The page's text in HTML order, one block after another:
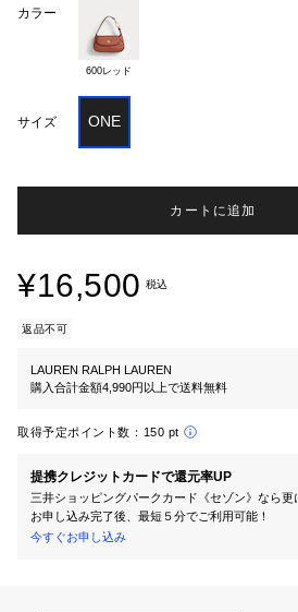
カラー
600レッド
サイズ ONE
カートに追加
¥16,500 税込
返品不可
LAUREN RALPH LAUREN
購入合計金額4,990円以上で送料無料
取得予定ポイント数： 150 pt
提携クレジットカードで還元率UP
三井ショッピングパークカード《セゾン》なら更
お申し込み完了後、最短５分でご利用可能！
今すぐお申し込み